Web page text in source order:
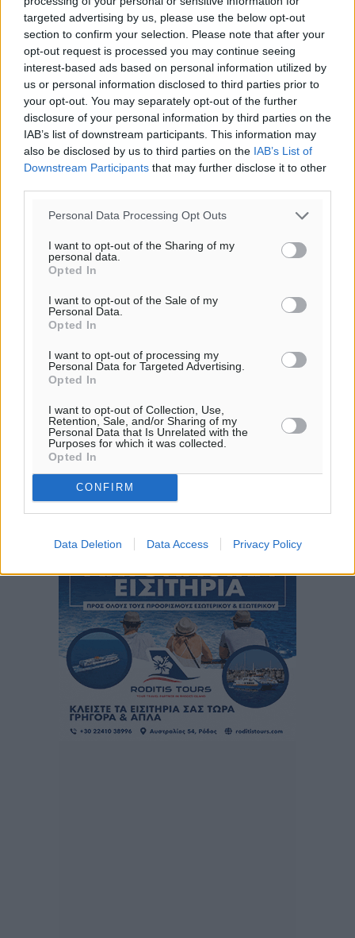
targeted advertising by us, please use the below opt-out
section to confirm your selection. Please note that after your
opt-out request is processed you may continue seeing
interest-based ads based on personal information utilized by
us or personal information disclosed to third parties prior to
your opt-out. You may separately opt-out of the further
disclosure of your personal information by third parties on the
IAB’s list of downstream participants. This information may
also be disclosed by us to third parties on the IAB’s List of
Downstream Participants that may further disclose it to other
Personal Data Processing Opt Outs
I want to opt-out of the Sharing of my
personal data.
Opted In
I want to opt-out of the Sale of my
Personal Data.
Opted In
I want to opt-out of processing my
Personal Data for Targeted Advertising.
Opted In
I want to opt-out of Collection, Use,
Retention, Sale, and/or Sharing of my
Personal Data that Is Unrelated with the
Purposes for which it was collected.
Opted In
CONFIRM
Data Deletion Data Access Privacy Policy
Υπενθύμιση:
Για την μερική αναπαραγωγή της είδησης από άλλες
ιστοσελίδες είναι απαραίτητη η χρήση του παρακάτω
παρεχόμενου συνδέσμου παραπομπής προς το άρθρο
της Δημοκρατικής.
αίθριος καιρός
°
πρόγνωση:
°
30°